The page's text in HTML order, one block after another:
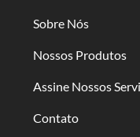
Sobre Nós
Nossos Produtos
Assine Nossos
Contato